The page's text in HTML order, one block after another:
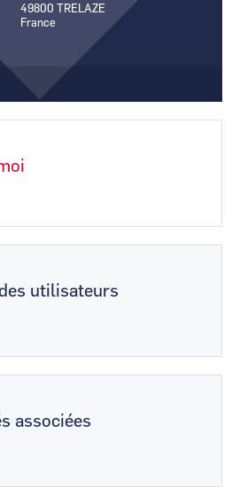
49800
TRELAZE
France
utilisateurs
associées